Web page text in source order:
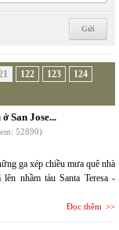
122 123
124
San Jose...
52890)
ga xép chiều mưa quê nhà
nhầm tàu Santa Teresa -
Đọc thêm